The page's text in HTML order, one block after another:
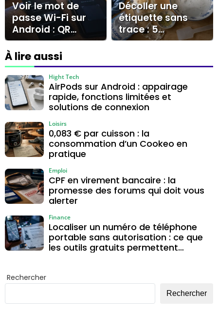
Voir le mot de
passe Wi-Fi sur
Android : QR
code, Android 10
et cas Samsung
Décoller une
étiquette sans
trace : 5
méthodes
erreurs à éviter
À lire aussi
AirPods sur Android : appairage
rapide, fonctions limitées et
solutions de connexion
Hight Tech
0,083 € par cuisson : la
consommation d’un Cookeo en
pratique
Loisirs
CPF en virement bancaire : la
promesse des forums qui doit vous
alerter
Emploi
Localiser un numéro de téléphone
portable sans autorisation : ce que
les outils gratuits permettent
Finance
Rechercher
Rechercher